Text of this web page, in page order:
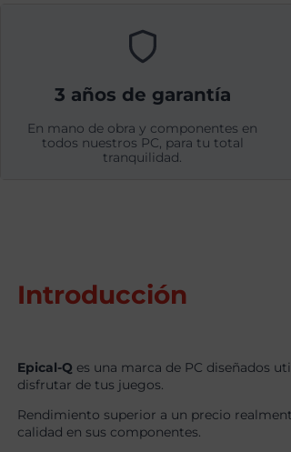
3 años de garantía
En mano de obra y componentes en
todos nuestros PC, para tu total
tranquilidad.
Introducción
Epical-Q es una marca de PC diseñados
disfrutar de tus juegos.
Rendimiento superior a un precio
calidad en sus componentes.